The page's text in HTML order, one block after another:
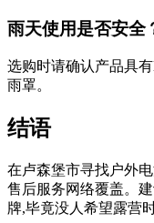
雨天使用是否安全
选购时请确认产品具有
雨罩。
结语
在卢森堡市寻找户外
售后服务网络覆盖。
牌,毕竟没人希望露营